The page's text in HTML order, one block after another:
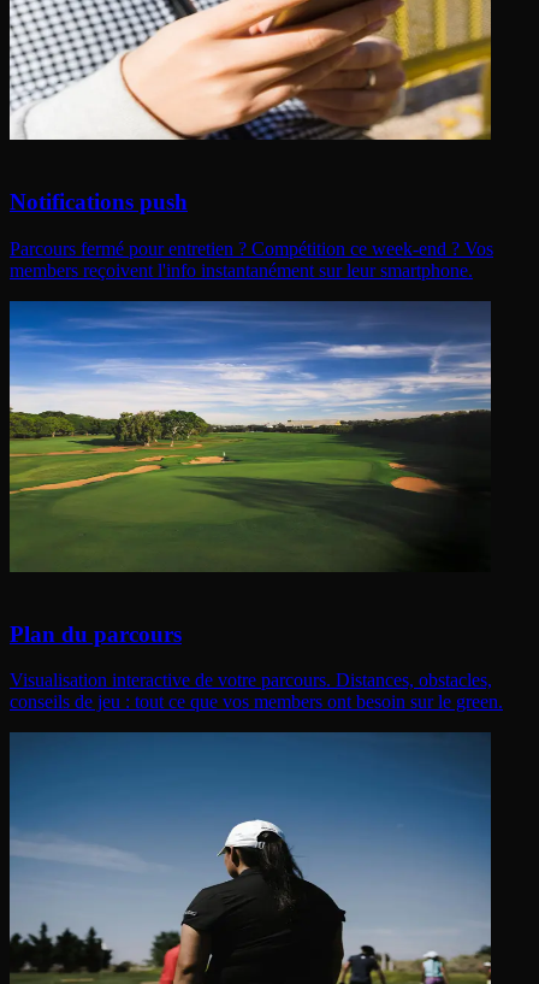
Notifications push
Parcours fermé pour entretien ? Compétition ce week-end ? Vos
members reçoivent l'info instantanément sur leur smartphone.
Plan du parcours
Visualisation interactive de votre parcours. Distances, obstacles,
conseils de jeu : tout ce que vos members ont besoin sur le green.